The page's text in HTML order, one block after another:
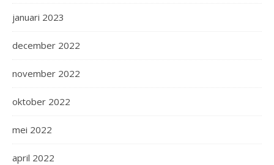
januari 2023
december 2022
november 2022
oktober 2022
mei 2022
april 2022